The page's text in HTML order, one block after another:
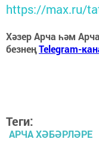
https://max.ru/
Хәзер Арча һәм
безнеңTelegram-
Теги:
АРЧА ХӘБӘРЛӘРЕ